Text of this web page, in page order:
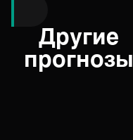
Другие
прогнозы